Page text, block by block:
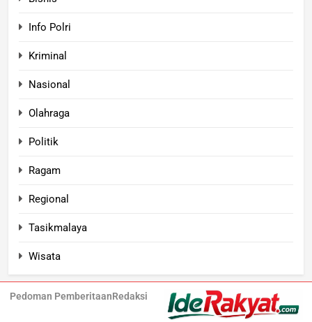
Info Polri
Kriminal
Nasional
Olahraga
Politik
Ragam
Regional
Tasikmalaya
Wisata
Pedoman PemberitaanRedaksi